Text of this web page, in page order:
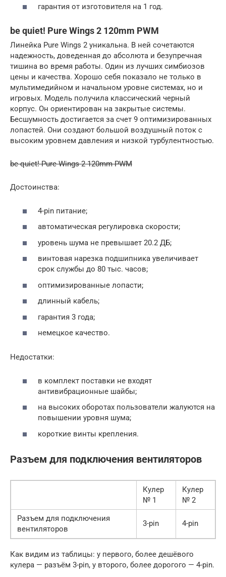
гарантия от изготовителя на 1 год.
be quiet! Pure Wings 2 120mm PWM
Линейка Pure Wings 2 уникальна. В ней сочетаются
надежность, доведенная до абсолюта и безупречная
тишина во время работы. Один из лучших симбиозов
цены и качества. Хорошо себя показало не только в
мультимедийном и начальном уровне системах, но и
игровых. Модель получила классический черный
корпус. Он ориентирован на закрытые системы.
Бесшумность достигается за счет 9 оптимизированных
лопастей. Они создают большой воздушный поток с
высоким уровнем давления и низкой турбулентностью.
be quiet! Pure Wings 2 120mm PWM
Достоинства:
4-pin питание;
автоматическая регулировка скорости;
уровень шума не превышает 20.2 ДБ;
винтовая нарезка подшипника увеличивает
срок службы до 80 тыс. часов;
оптимизированные лопасти;
длинный кабель;
гарантия 3 года;
немецкое качество.
Недостатки:
в комплект поставки не входят
антивибрационные шайбы;
на высоких оборотах пользователи жалуются на
повышении уровня шума;
короткие винты крепления.
Разъем для подключения вентиляторов
Кулер
№ 1
Кулер
№ 2
Разъем для подключения
вентиляторов
3-pin 4-pin
Как видим из таблицы: у первого, более дешёвого
кулера — разъём 3-pin, у второго, более дорогого — 4-pin.